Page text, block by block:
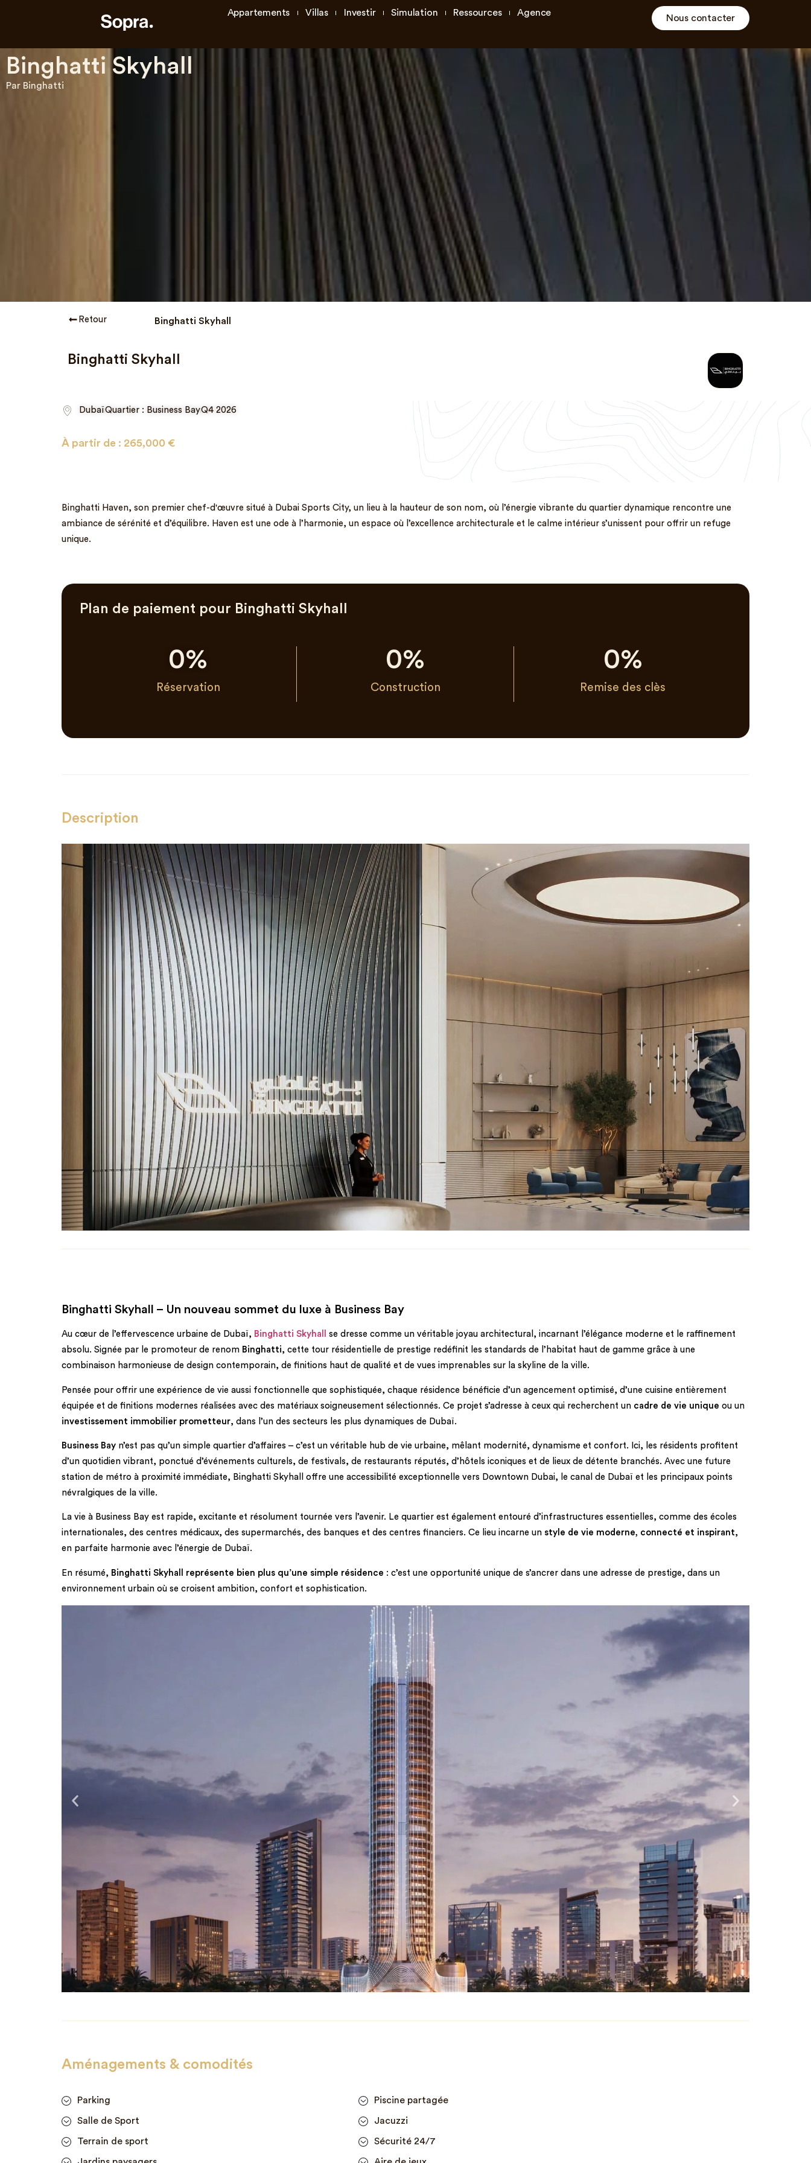
Appartements Villas Investir Simulation Ressources Agence
Nous contacter
Binghatti Skyhall
Par Binghatti
Retour Binghatti Skyhall
Binghatti Skyhall
DubaïQuartier : Business BayQ4 2026
À partir de : 265,000 €
Binghatti Haven, son premier chef-d'œuvre situé à Dubai Sports City, un lieu à la hauteur de son nom, où l’énergie vibrante du quartier dynamique rencontre une
ambiance de sérénité et d’équilibre. Haven est une ode à l’harmonie, un espace où l’excellence architecturale et le calme intérieur s’unissent pour offrir un refuge
unique.
Plan de paiement pour Binghatti Skyhall
Réservation
0%
Construction
0%
Remise des clès
0%
Description
Binghatti Skyhall – Un nouveau sommet du luxe à Business Bay
Au cœur de l’effervescence urbaine de Dubaï, Binghatti Skyhall
se dresse comme un véritable joyau architectural, incarnant l’élégance moderne et le raffinement
absolu. Signée par le promoteur de renom Binghatti, cette tour résidentielle de prestige redéfinit les standards de l’habitat haut de gamme grâce à une
combinaison harmonieuse de design contemporain, de finitions haut de qualité et de vues imprenables sur la skyline de la ville.
Pensée pour offrir une expérience de vie aussi fonctionnelle que sophistiquée, chaque résidence bénéficie d’un agencement optimisé, d’une cuisine entièrement
équipée et de finitions modernes réalisées avec des matériaux soigneusement sélectionnés. Ce projet s’adresse à ceux qui recherchent un cadre de vie unique ou un
investissement immobilier prometteur, dans l’un des secteurs les plus dynamiques de Dubaï.
Business Bay n’est pas qu’un simple quartier d’affaires – c’est un véritable hub de vie urbaine, mêlant modernité, dynamisme et confort. Ici, les résidents profitent
d’un quotidien vibrant, ponctué d’événements culturels, de festivals, de restaurants réputés, d’hôtels iconiques et de lieux de détente branchés. Avec une future
station de métro à proximité immédiate, Binghatti Skyhall offre une accessibilité exceptionnelle vers Downtown Dubai, le canal de Dubaï et les principaux points
névralgiques de la ville.
La vie à Business Bay est rapide, excitante et résolument tournée vers l’avenir. Le quartier est également entouré d’infrastructures essentielles, comme des écoles
internationales, des centres médicaux, des supermarchés, des banques et des centres financiers. Ce lieu incarne un style de vie moderne, connecté et inspirant,
en parfaite harmonie avec l’énergie de Dubaï.
En résumé, Binghatti Skyhall représente bien plus qu’une simple résidence : c’est une opportunité unique de s’ancrer dans une adresse de prestige, dans un
environnement urbain où se croisent ambition, confort et sophistication.
Aménagements & comodités
Parking Piscine partagée
Salle de Sport Jacuzzi
Terrain de sport Sécurité 24/7